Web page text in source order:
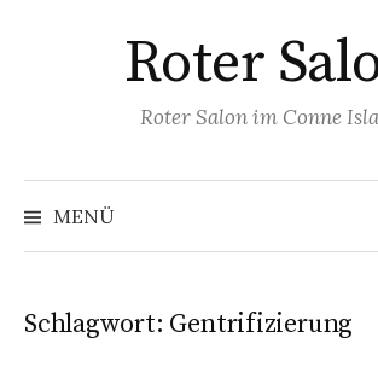
Roter
Roter Salon im Conne
MENÜ
Schlagwort: Gentrifizierung